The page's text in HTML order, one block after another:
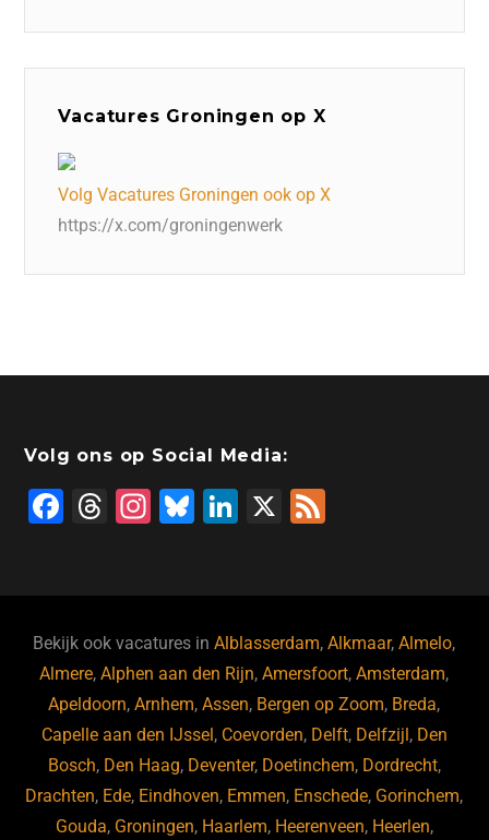
Vacatures Groningen op X
Volg Vacatures Groningen ook op X
https://x.com/groningenwerk
Volg ons op Social Media:
F
b
o
o
k
T
d
s
In
a
m
Bl
ky
Li
dI
n
X
Bekijk ook vacatures inAlblasserdam,Alkmaar,Almelo,
Almere,Alphen aan den Rijn,Amersfoort,Amsterdam,
Apeldoorn,Arnhem,Assen, Bergen op Zoom, Breda,
Capelle aan den IJssel, Coevorden, Delft, Delfzijl, Den
Bosch, Den Haag, Deventer, Doetinchem, Dordrecht,
Drachten, Ede, Eindhoven, Emmen, Enschede, Gorinchem,
Gouda, Groningen, Haarlem, Heerenveen, Heerlen,